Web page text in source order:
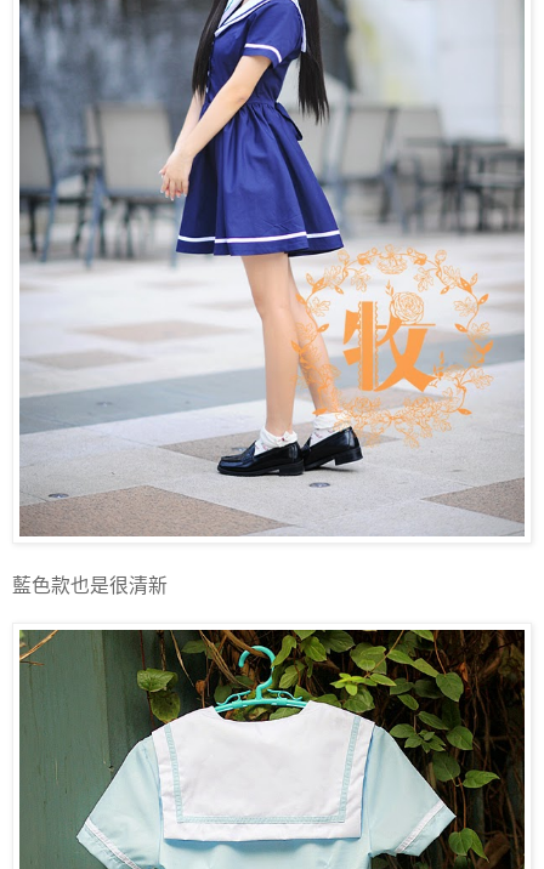
藍色款也是很清新